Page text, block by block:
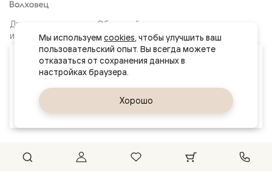
Ваш город
Челябинск
Двери
и интерьерные
решения
Обратный звонок
Сайт не является публичной офертой
Правовая информация
Мы используем cookies, чтобы улучшить ваш
пользовательский опыт. Вы всегда можете
отказаться от сохранения данных в
Хорошо